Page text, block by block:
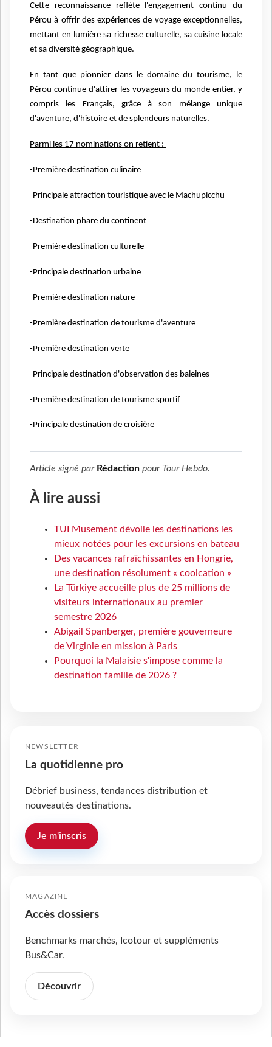
Cette reconnaissance reflète l'engagement continu du
Pérou à offrir des expériences de voyage exceptionnelles,
mettant en lumière sa richesse culturelle, sa cuisine locale
et sa diversité géographique.
En tant que pionnier dans le domaine du tourisme, le
Pérou continue d'attirer les voyageurs du monde entier, y
compris les Français, grâce à son mélange unique
d'aventure, d'histoire et de splendeurs naturelles.
Parmi les 17 nominations on retient :
-Première destination culinaire
-Principale attraction touristique avec le Machupicchu
-Destination phare du continent
-Première destination culturelle
-Principale destination urbaine
-Première destination nature
-Première destination de tourisme d'aventure
-Première destination verte
-Principale destination d'observation des baleines
-Première destination de tourisme sportif
-Principale destination de croisière
Article signé par Rédaction pour Tour Hebdo.
À lire aussi
TUI Musement dévoile les destinations les
mieux notées pour les excursions en bateau
Des vacances rafraîchissantes en Hongrie,
une destination résolument « coolcation »
La Türkiye accueille plus de 25 millions de
visiteurs internationaux au premier
semestre 2026
Abigail Spanberger, première gouverneure
de Virginie en mission à Paris
Pourquoi la Malaisie s'impose comme la
destination famille de 2026 ?
NEWSLETTER
La quotidienne pro
Débrief business, tendances distribution et
nouveautés destinations.
Je m'inscris
MAGAZINE
Accès dossiers
Benchmarks marchés, Icotour et suppléments
Bus&Car.
Découvrir